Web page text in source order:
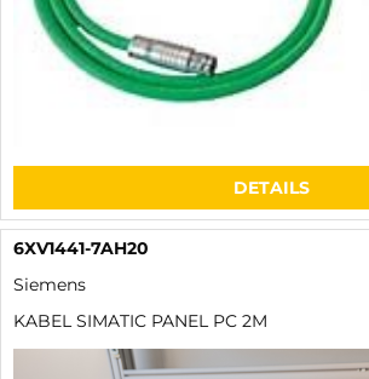
DETAILS
6XV1441-7AH20
Siemens
KABEL SIMATIC PANEL PC 2M